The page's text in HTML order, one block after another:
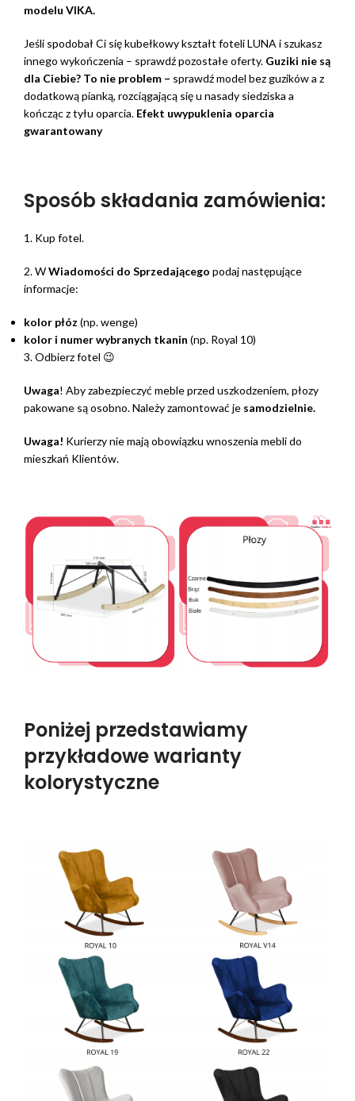
modelu VIKA.
Jeśli spodobał Ci się kubełkowy kształt foteli LUNA i szukasz
innego wykończenia – sprawdź pozostałe oferty. Guziki nie są
dla Ciebie? To nie problem – sprawdź model bez guzików a z
dodatkową pianką, rozciągającą się u nasady siedziska a
kończąc z tyłu oparcia. Efekt uwypuklenia oparcia
gwarantowany
Sposób składania zamówienia:
1. Kup fotel.
2. WWiadomości do Sprzedającego podaj następujące
informacje:
kolor płóz (np. wenge)
kolor i numer wybranych tkanin (np. Royal 10)
3. Odbierz fotel 😉
Uwaga! Aby zabezpieczyć meble przed uszkodzeniem, płozy
pakowane są osobno. Należy zamontować je samodzielnie.
Uwaga! Kurierzy nie mają obowiązku wnoszenia mebli do
mieszkań Klientów.
Poniżej przedstawiamy
przykładowe warianty
kolorystyczne